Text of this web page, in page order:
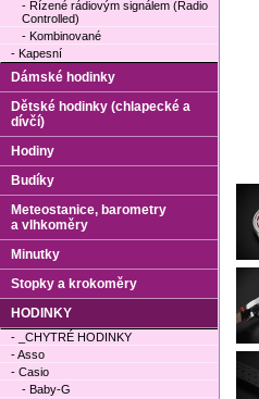
- Řízené rádiovým signálem (Radio
Controlled)
- Kombinované
- Kapesní
Dámské hodinky
Dětské hodinky (chlapecké a
dívčí)
Hodiny
Budíky
Meteostanice, barometry
a vlhkoměry
Minutky
Stopky a krokoměry
HODINKY
- _CHYTRÉ HODINKY
- Asso
- Casio
- Baby-G